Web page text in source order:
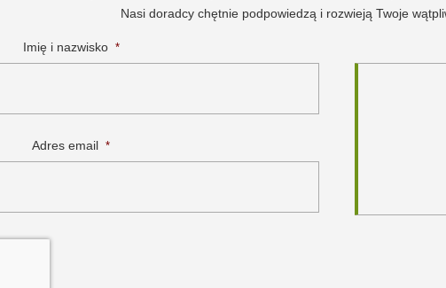
Nasi doradcy chętnie podpowiedzą i rozwieją Twoje
Imię i nazwisko *
Adres email *